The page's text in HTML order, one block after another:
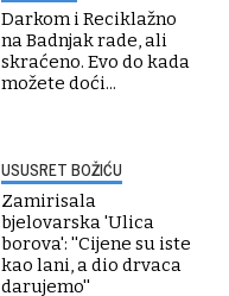
Darkom i Reciklažno
na Badnjak rade, ali
skraćeno. Evo do kada
možete doći...
USUSRET BOŽIĆU
Zamirisala
bjelovarska 'Ulica
borova': ''Cijene su iste
kao lani, a dio drvaca
darujemo''